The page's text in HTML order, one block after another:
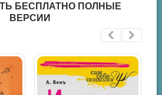
БЕСПЛАТНО ПОЛНЫЕ
ВЕРСИИ